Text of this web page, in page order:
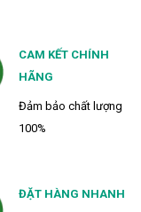
CAM KẾT CHÍNH
HÃNG
Đảm bảo chất lượng
100%
ĐẶT HÀNG NHANH